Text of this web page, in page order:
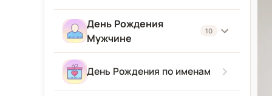
Женщине
Подруге
Девушке
День Рождения
Мужчине
10
Мужчине
День Рождения по именам